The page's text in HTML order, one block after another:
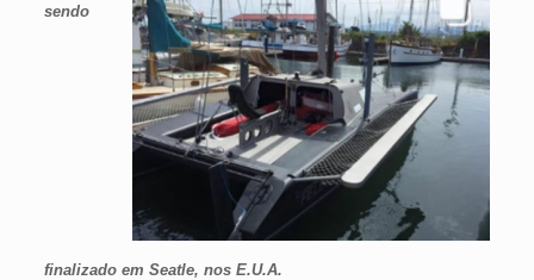
sendo
finalizado em Seatle, nos E.U.A.